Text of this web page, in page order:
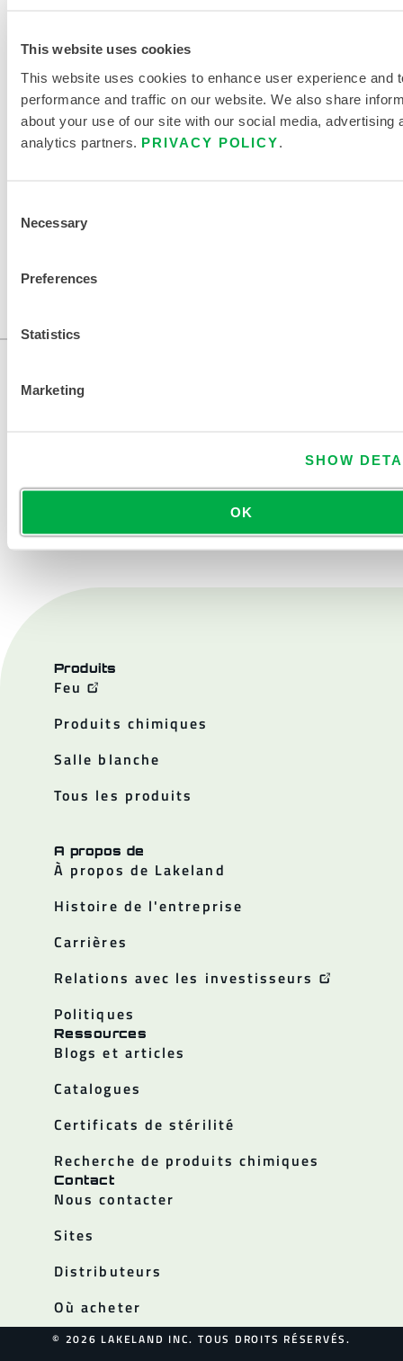
This website uses cookies
This website uses cookies to enhance user experience and
performance and traffic on our website. We also share
about your use of our site with our social media, advertising
analytics partners. PRIVACY POLICY
Selection
Necessary
Preferences
Statistics
Marketing
SHOW
OK
9
9
NOUS CONTACTER
Produits
Feu
Produits chimiques
Salle blanche
Tous les produits
A propos de
À propos de Lakeland
Histoire de l'entreprise
Carrières
Relations avec les investisseurs
Politiques
Ressources
Blogs et articles
Catalogues
Certificats de stérilité
Recherche de produits chimiques
Contact
Nous contacter
Sites
Distributeurs
Où acheter
© 2026 LAKELAND INC. TOUS DROITS RÉSERVÉS.